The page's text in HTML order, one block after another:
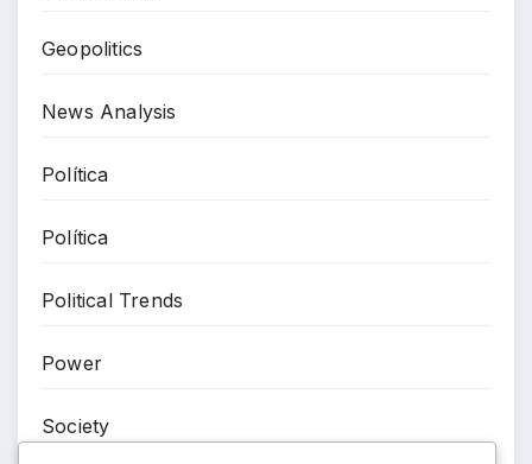
Geopolitics
News Analysis
Política
Política
Political Trends
Power
Society